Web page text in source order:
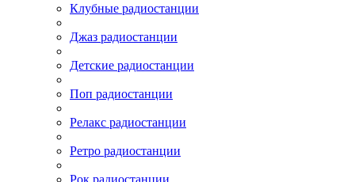
Клубные радиостанции
Джаз радиостанции
Детские радиостанции
Поп радиостанции
Релакс радиостанции
Ретро радиостанции
Рок радиостанции